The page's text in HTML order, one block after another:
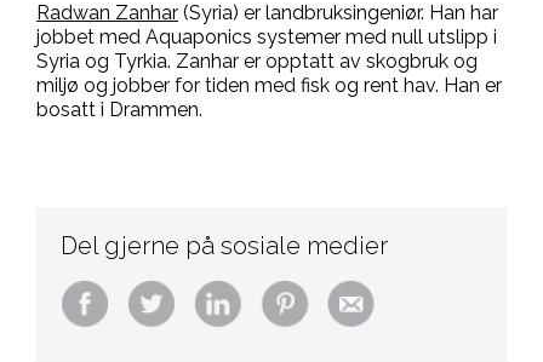
Radwan Zanhar (Syria) er landbruksingeniør. Han har
jobbet med Aquaponics systemer med null utslipp i
Syria og Tyrkia. Zanhar er opptatt av skogbruk og
miljø og jobber for tiden med fisk og rent hav. Han er
bosatt i Drammen.
Del gjerne på sosiale medier